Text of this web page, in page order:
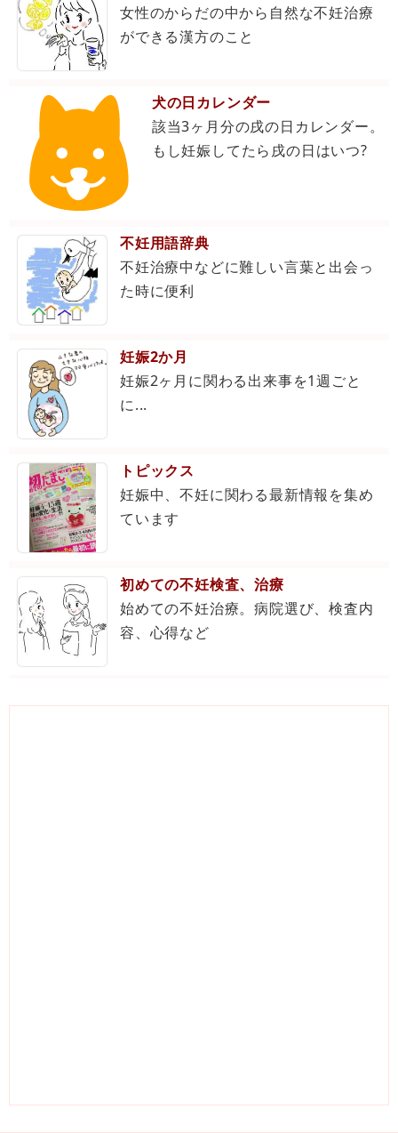
女性のからだの中から自然な不妊治療
ができる漢方のこと
犬の日カレンダー
該当3ヶ月分の戌の日カレンダー。
もし妊娠してたら戌の日はいつ?
不妊用語辞典
不妊治療中などに難しい言葉と出会っ
た時に便利
妊娠2か月
妊娠2ヶ月に関わる出来事を1週ごと
に...
トピックス
妊娠中、不妊に関わる最新情報を集め
ています
初めての不妊検査、治療
始めての不妊治療。病院選び、検査内
容、心得など